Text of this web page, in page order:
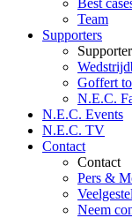
Team
Supporters
Goffert
N.E.C.
N.E.C. Events
N.E.C. TV
Contact
Contact
Pers &
Neem